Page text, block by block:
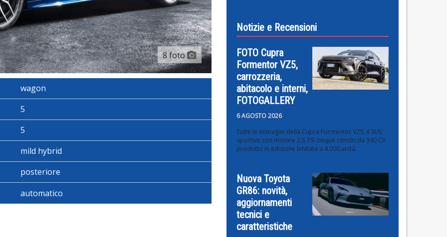
8 foto
wagon
5
5
mild hybrid
posteriore
automatico
In Altezza, Reg. In Profondità, Multifunzione E Comandi
Nero Pianoforte Sulle Portiere E Look Alluminio Sul
11,90 Schermo Display Touch Screen, Plancia Centrale 1,
Notizie e Recensioni
FOTO Cupra
Formentor VZ5,
carrozzeria,
abitacolo e interni,
FOTOGALLERY
6 AGOSTO 2026
Tutte le immagini della Cupra Formentor VZ5, il SUV
sportivo con motore 2.5 TSI cinque cilindri da 390 CV
prodotto in edizione limitata a 4.000 unità.
Nuova Toyota
GR86: novità,
aggiornamenti
tecnici e
caratteristiche